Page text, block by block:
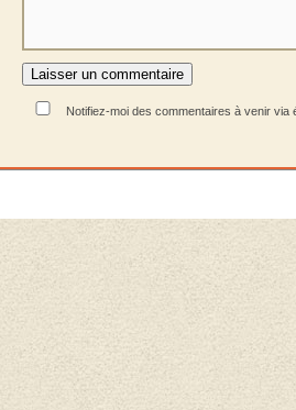
Notifiez-moi des commentaires à venir via